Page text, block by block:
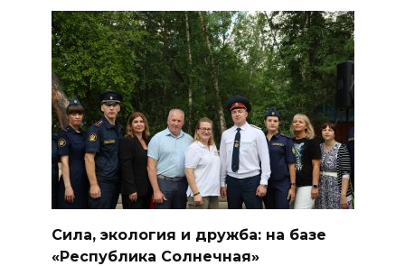
Сила, экология и дружба: на базе
«Республика Солнечная»